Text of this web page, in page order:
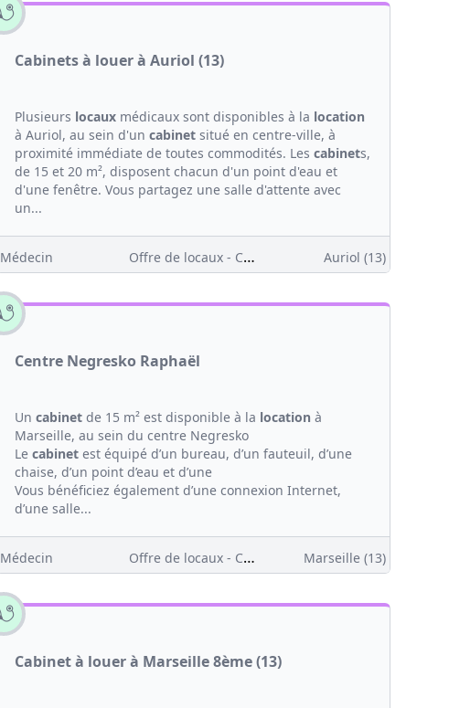
Cabinets à louer à Auriol (13)
Plusieurs locaux médicaux sont disponibles à la location
à Auriol, au sein d'un cabinet situé en centre-ville, à
proximité immédiate de toutes commodités. Les cabinets,
de 15 et 20 m², disposent chacun d'un point d'eau et
d'une fenêtre. Vous partagez une salle d'attente avec
un...
Médecin Offre de locaux - Clientèle Auriol (13)
Centre Negresko Raphaël
Un cabinet de 15 m² est disponible à la location à
Marseille, au sein du centre Negresko
Le cabinet est équipé d’un bureau, d’un fauteuil, d’une
chaise, d’un point d’eau et d’une
Vous bénéficiez également d’une connexion Internet,
d’une salle...
Médecin Offre de locaux - Clientèle Marseille (13)
Cabinet à louer à Marseille 8ème (13)